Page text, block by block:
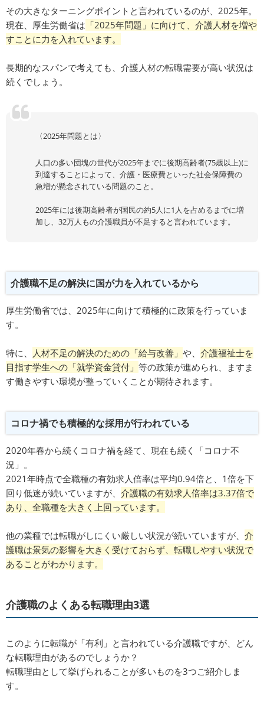
その大きなターニングポイントと言われているのが、2025年。
現在、厚生労働省は 「2025年問題」に向けて、介護人材を増や
すことに力を入れています。
長期的なスパンで考えても、介護人材の転職需要が高い状況は
続くでしょう。
〈2025年問題とは〉
人口の多い団塊の世代が2025年までに後期高齢者(75歳以上)に
到達することによって、介護・医療費といった社会保障費の
急増が懸念されている問題のこと。
2025年には後期高齢者が国民の約5人に1人を占めるまでに増
加し、32万人もの介護職員が不足すると言われています。
介護職不足の解決に国が力を入れているから
厚生労働省では、2025年に向けて積極的に政策を行っていま
す。
特に、 人材不足の解決のための「給与改善」 や、 介護福祉士を
目指す学生への「就学資金貸付」 等の政策が進められ、ますま
す働きやすい環境が整っていくことが期待されます。
コロナ禍でも積極的な採用が行われている
2020年春から続くコロナ禍を経て、現在も続く「コロナ不
況」。
2021年時点で全職種の有効求人倍率は平均0.94倍と、1倍を下
回り低迷が続いていますが、 介護職の有効求人倍率は3.37倍で
あり、全職種を大きく上回っています。
他の業種では転職がしにくい厳しい状況が続いていますが、 介
護職は景気の影響を大きく受けておらず、転職しやすい状況で
あることがわかります。
介護職のよくある転職理由3選
このように転職が「有利」と言われている介護職ですが、どん
な転職理由があるのでしょうか？
転職理由として挙げられることが多いものを3つご紹介しま
す。